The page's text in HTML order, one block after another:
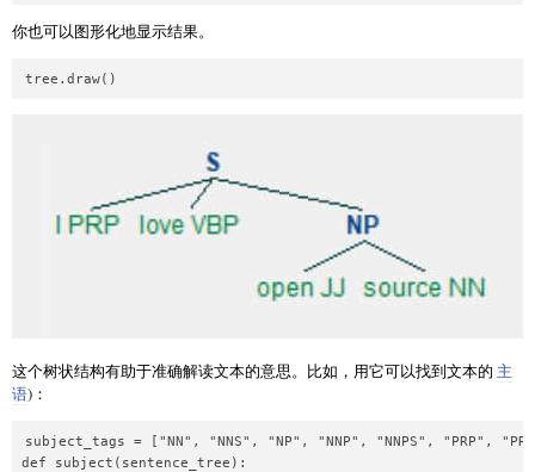
你也可以图形化地显示结果。
这个树状结构有助于准确解读文本的意思。比如，用它可以找到文本的 主
语)：
subject_tags = ["NN", "NNS", "NP", "NNP", "NNPS", "PRP",
def subject(sentence_tree):